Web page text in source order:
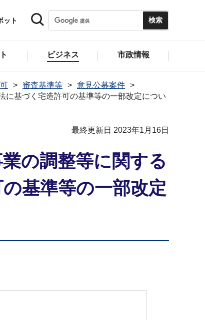
ット
ビジネス 市政情報
審査基準等
意見公募案件
に基づく宅造許可の基準等の一部改定につい
最終更新日 2023年1月16日
の調整等に関する
基準等の一部改定